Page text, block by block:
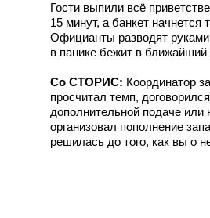
Гости выпили всё
15 минут, а банкет начнется
Официанты разводят
в панике бежит в ближайший
Со СТОРИС: Координатор
просчитал темп,
дополнительной подаче или
организовал пополнение
решилась до того, как вы о